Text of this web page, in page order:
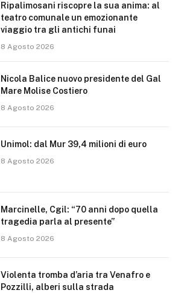
Ripalimosani riscopre la sua anima: al
teatro comunale un emozionante
viaggio tra gli antichi funai
8 Agosto 2026
Nicola Balice nuovo presidente del Gal
Mare Molise Costiero
8 Agosto 2026
Unimol: dal Mur 39,4 milioni di euro
8 Agosto 2026
Marcinelle, Cgil: “70 anni dopo quella
tragedia parla al presente”
8 Agosto 2026
Violenta tromba d’aria tra Venafro e
Pozzilli, alberi sulla strada